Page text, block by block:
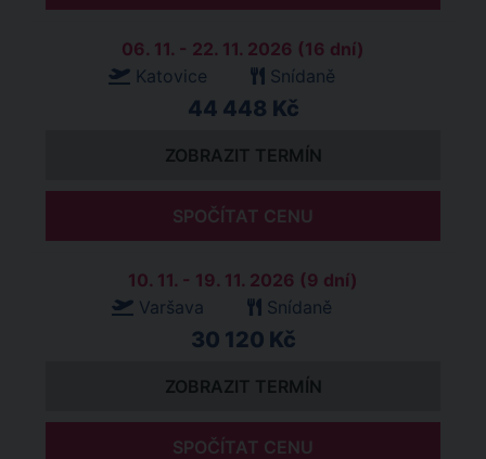
06. 11. - 22. 11. 2026 (16 dní)
Katovice
Snídaně
44 448 Kč
ZOBRAZIT TERMÍN
SPOČÍTAT CENU
10. 11. - 19. 11. 2026 (9 dní)
Varšava
Snídaně
30 120 Kč
ZOBRAZIT TERMÍN
SPOČÍTAT CENU